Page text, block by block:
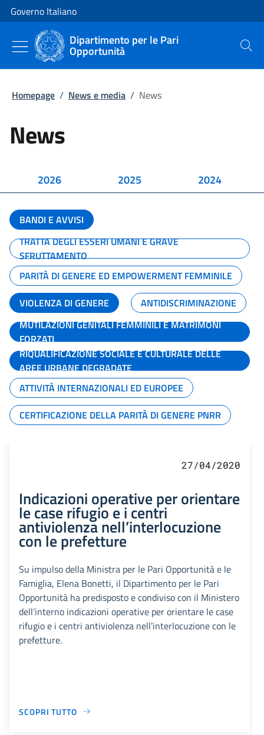
Vai al contenuto
Vai alla navigazione del sito
Governo Italiano
Dipartimento per le Pari
Opportunità Cerca
Homepage / News e media / News
News
2026 2025 2024
BANDI E AVVISI
TRATTA DEGLI ESSERI UMANI E GRAVE
SFRUTTAMENTO
PARITÀ DI GENERE ED EMPOWERMENT FEMMINILE
VIOLENZA DI GENERE
ANTIDISCRIMINAZIONE
MUTILAZIONI GENITALI FEMMINILI E MATRIMONI
FORZATI
RIQUALIFICAZIONE SOCIALE E CULTURALE DELLE
AREE URBANE DEGRADATE
ATTIVITÀ INTERNAZIONALI ED EUROPEE
CERTIFICAZIONE DELLA PARITÀ DI GENERE PNRR
27/04/2020
Indicazioni operative per orientare
le case rifugio e i centri
antiviolenza nell’interlocuzione
con le prefetture
Su impulso della Ministra per le Pari Opportunità e le
Famiglia, Elena Bonetti, il Dipartimento per le Pari
Opportunità ha predisposto e condiviso con il Ministero
dell’interno indicazioni operative per orientare le case
rifugio e i centri antiviolenza nell’interlocuzione con le
prefetture.
SCOPRI TUTTO